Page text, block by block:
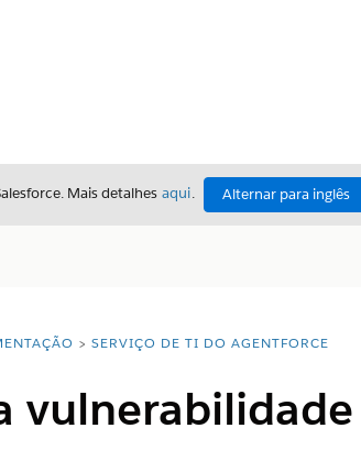
Mais detalhes aqui. Alternar para inglês
SERVIÇO DE TI DO AGENTFORCE